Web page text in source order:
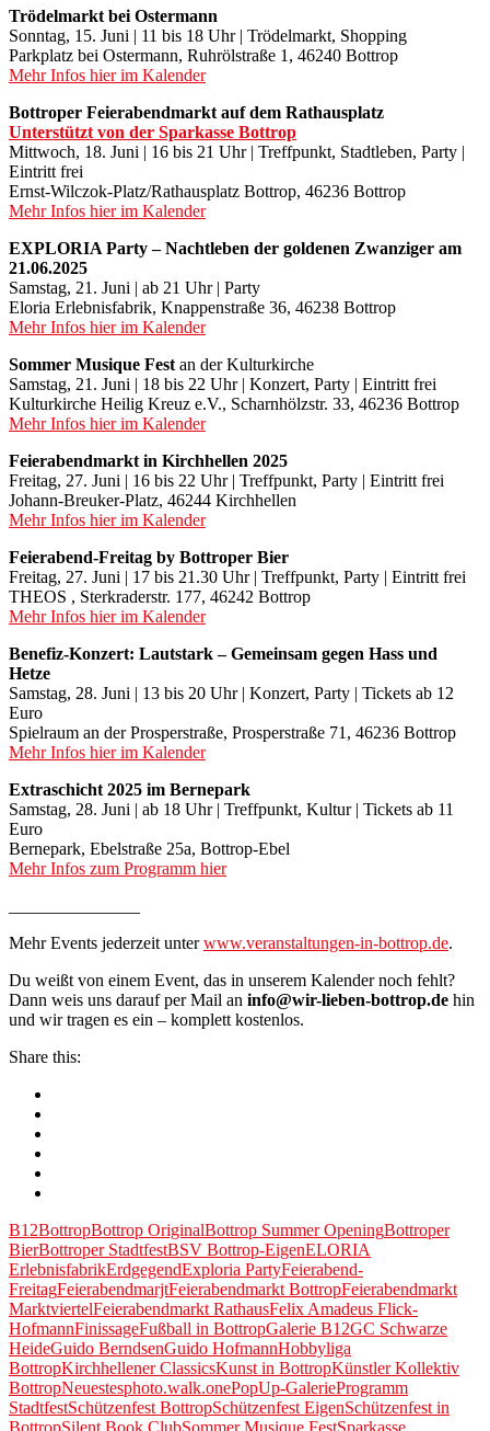
Trödelmarkt bei Ostermann
Sonntag, 15. Juni | 11 bis 18 Uhr | Trödelmarkt, Shopping
Parkplatz bei Ostermann, Ruhrölstraße 1, 46240 Bottrop
Mehr Infos hier im Kalender
Bottroper Feierabendmarkt auf dem Rathausplatz
Unterstützt von der Sparkasse Bottrop
Mittwoch, 18. Juni | 16 bis 21 Uhr | Treffpunkt, Stadtleben, Party |
Eintritt frei
Ernst-Wilczok-Platz/Rathausplatz Bottrop, 46236 Bottrop
Mehr Infos hier im Kalender
EXPLORIA Party – Nachtleben der goldenen Zwanziger am
21.06.2025
Samstag, 21. Juni | ab 21 Uhr | Party
Eloria Erlebnisfabrik, Knappenstraße 36, 46238 Bottrop
Mehr Infos hier im Kalender
Sommer Musique Fest an der Kulturkirche
Samstag, 21. Juni | 18 bis 22 Uhr | Konzert, Party | Eintritt frei
Kulturkirche Heilig Kreuz e.V., Scharnhölzstr. 33, 46236 Bottrop
Mehr Infos hier im Kalender
Feierabendmarkt in Kirchhellen 2025
Freitag, 27. Juni | 16 bis 22 Uhr | Treffpunkt, Party | Eintritt frei
Johann-Breuker-Platz, 46244 Kirchhellen
Mehr Infos hier im Kalender
Feierabend-Freitag by Bottroper Bier
Freitag, 27. Juni | 17 bis 21.30 Uhr | Treffpunkt, Party | Eintritt frei
THEOS , Sterkraderstr. 177, 46242 Bottrop
Mehr Infos hier im Kalender
Benefiz-Konzert: Lautstark – Gemeinsam gegen Hass und
Hetze
Samstag, 28. Juni | 13 bis 20 Uhr | Konzert, Party | Tickets ab 12
Euro
Spielraum an der Prosperstraße, Prosperstraße 71, 46236 Bottrop
Mehr Infos hier im Kalender
Extraschicht 2025 im Bernepark
Samstag, 28. Juni | ab 18 Uhr | Treffpunkt, Kultur | Tickets ab 11
Euro
Bernepark, Ebelstraße 25a, Bottrop-Ebel
Mehr Infos zum Programm hier
Mehr Events jederzeit unterwww.veranstaltungen-in-bottrop.de.
Du weißt von einem Event, das in unserem Kalender noch fehlt?
Dann weis uns darauf per Mail an info@wir-lieben-bottrop.de hin
und wir tragen es ein – komplett kostenlos.
Share this:
B12BottropBottrop OriginalBottrop Summer OpeningBottroper
BierBottroper StadtfestBSV Bottrop-EigenELORIA
ErlebnisfabrikErdgegendExploria PartyFeierabend-
FreitagFeierabendmarjtFeierabendmarkt BottropFeierabendmarkt
MarktviertelFeierabendmarkt RathausFelix Amadeus Flick-
HofmannFinissageFußball in BottropGalerie B12GC Schwarze
HeideGuido BerndsenGuido HofmannHobbyliga
BottropKirchhellener ClassicsKunst in BottropKünstler Kollektiv
BottropNeuestesphoto.walk.onePopUp-GalerieProgramm
StadtfestSchützenfest BottropSchützenfest EigenSchützenfest in
BottropSilent Book ClubSommer Musique FestSparkasse